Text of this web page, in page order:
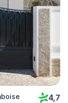
4,7